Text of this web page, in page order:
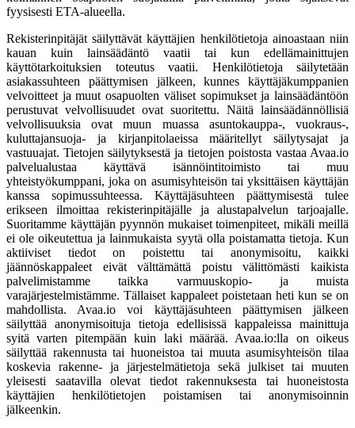
fyysisesti ETA-alueella.
Rekisterinpitäjät säilyttävät käyttäjien henkilötietoja ainoastaan niin
kauan kuin lainsäädäntö vaatii tai kun edellämainittujen
käyttötarkoituksien toteutus vaatii. Henkilötietoja säilytetään
asiakassuhteen päättymisen jälkeen, kunnes käyttäjäkumppanien
velvoitteet ja muut osapuolten väliset sopimukset ja lainsäädäntöön
perustuvat velvollisuudet ovat suoritettu. Näitä lainsäädännöllisiä
velvollisuuksia ovat muun muassa asuntokauppa-, vuokraus-,
kuluttajansuoja- ja kirjanpitolaeissa määritellyt säilytysajat ja
vastuuajat. Tietojen säilytyksestä ja tietojen poistosta vastaa Avaa.io
palvelualustaa käyttävä isännöintitoimisto tai muu
yhteistyökumppani, joka on asumisyhteisön tai yksittäisen käyttäjän
kanssa sopimussuhteessa. Käyttäjäsuhteen päättymisestä tulee
erikseen ilmoittaa rekisterinpitäjälle ja alustapalvelun tarjoajalle.
Suoritamme käyttäjän pyynnön mukaiset toimenpiteet, mikäli meillä
ei ole oikeutettua ja lainmukaista syytä olla poistamatta tietoja. Kun
aktiiviset tiedot on poistettu tai anonymisoitu, kaikki
jäännöskappaleet eivät välttämättä poistu välittömästi kaikista
palvelimistamme taikka varmuuskopio- ja muista
varajärjestelmistämme. Tällaiset kappaleet poistetaan heti kun se on
mahdollista. Avaa.io voi käyttäjäsuhteen päättymisen jälkeen
säilyttää anonymisoituja tietoja edellisissä kappaleissa mainittuja
syitä varten pitempään kuin laki määrää. Avaa.io:lla on oikeus
säilyttää rakennusta tai huoneistoa tai muuta asumisyhteisön tilaa
koskevia rakenne- ja järjestelmätietoja sekä julkiset tai muuten
yleisesti saatavilla olevat tiedot rakennuksesta tai huoneistosta
käyttäjien henkilötietojen poistamisen tai anonymisoinnin
jälkeenkin.